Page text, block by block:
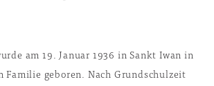
am 19. Januar 1936 in Sankt Iwan in
Familie geboren. Nach Grundschulzeit